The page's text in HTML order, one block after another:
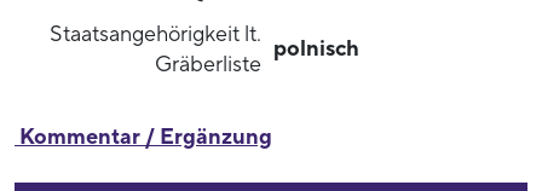
Staatsangehörigkeit lt.
Gräberliste
polnisch
Kommentar / Ergänzung